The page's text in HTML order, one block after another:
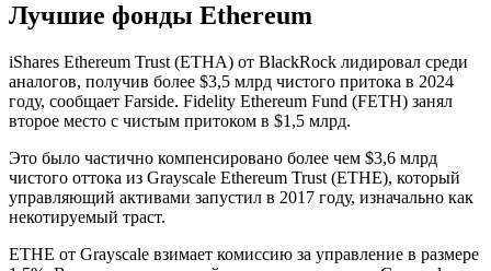
Лучшие фонды Ethereum
iShares Ethereum Trust (ETHA) от BlackRock лидировал среди
аналогов, получив более $3,5 млрд чистого притока в 2024
году, сообщает Farside. Fidelity Ethereum Fund (FETH) занял
второе место с чистым притоком в $1,5 млрд.
Это было частично компенсировано более чем $3,6 млрд
чистого оттока из Grayscale Ethereum Trust (ETHE), который
управляющий активами запустил в 2017 году, изначально как
некотируемый траст.
ETHE от Grayscale взимает комиссию за управление в размере